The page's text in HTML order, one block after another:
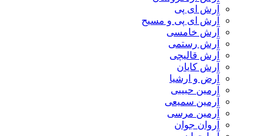
آرش ای پی
آرش ای پی و مسیح
آرش خامسی
آرش رستمی
آرش قالیچی
آرش کایان
​آرض و ارشیا
آرمین حبیبی
آرمین سمیعی
آرمین مرسی
آروان جوان